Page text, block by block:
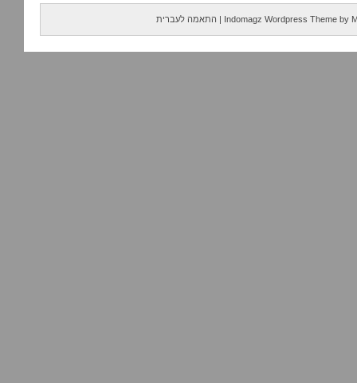
Indomagz Wordpress Theme by
| התאמה לעברית